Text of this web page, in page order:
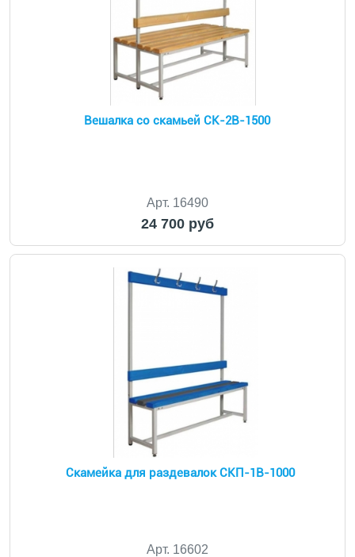
Вешалка со скамьей CК-2В-1500
Арт. 16490
24 700 руб
Скамейка для раздевалок CКП-1В-1000
Арт. 16602